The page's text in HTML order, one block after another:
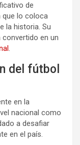
de
que lo coloca
la historia. Su
convertido en un
.
del fútbol
en la
nacional como
a desafiar
en el país.